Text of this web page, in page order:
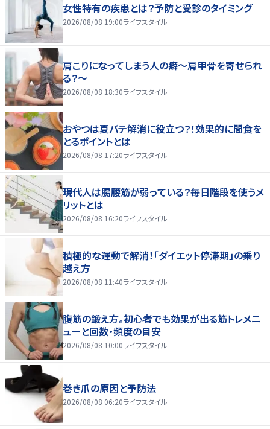
女性特有の疾患とは？予防と受診のタイミング
2026/08/08 19:00ライフスタイル
肩こりになってしまう人の癖～肩甲骨を寄せられ
る？～
2026/08/08 18:30ライフスタイル
おやつは夏バテ解消に役立つ？！効果的に間食を
とるポイントとは
2026/08/08 17:20ライフスタイル
現代人は腸腰筋が弱っている？毎日階段を使うメ
リットとは
2026/08/08 16:20ライフスタイル
積極的な運動で解消！「ダイエット停滞期」の乗り
越え方
2026/08/08 11:40ライフスタイル
腹筋の鍛え方。初心者でも効果が出る筋トレメニ
ューと回数・頻度の目安
2026/08/08 10:00ライフスタイル
巻き爪の原因と予防法
2026/08/08 06:20ライフスタイル